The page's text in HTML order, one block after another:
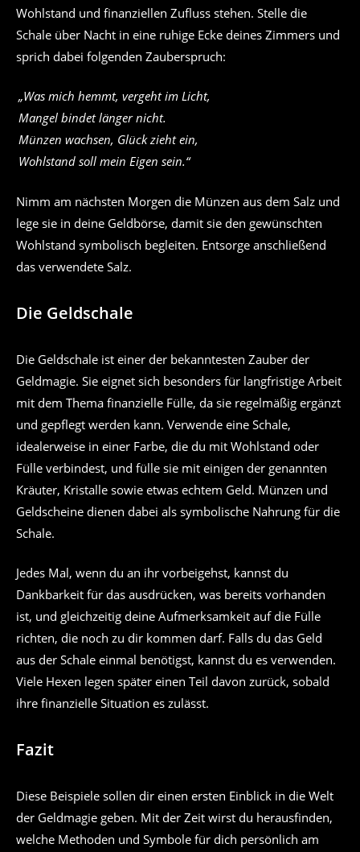
Wohlstand und finanziellen Zufluss stehen. Stelle die
Schale über Nacht in eine ruhige Ecke deines Zimmers und
sprich dabei folgenden Zauberspruch:
„Was mich hemmt, vergeht im Licht,
Mangel bindet länger nicht.
Münzen wachsen, Glück zieht ein,
Wohlstand soll mein Eigen sein.“
Nimm am nächsten Morgen die Münzen aus dem Salz und
lege sie in deine Geldbörse, damit sie den gewünschten
Wohlstand symbolisch begleiten. Entsorge anschließend
das verwendete Salz.
Die Geldschale
Die Geldschale ist einer der bekanntesten Zauber der
Geldmagie. Sie eignet sich besonders für langfristige Arbeit
mit dem Thema finanzielle Fülle, da sie regelmäßig ergänzt
und gepflegt werden kann. Verwende eine Schale,
idealerweise in einer Farbe, die du mit Wohlstand oder
Fülle verbindest, und fülle sie mit einigen der genannten
Kräuter, Kristalle sowie etwas echtem Geld. Münzen und
Geldscheine dienen dabei als symbolische Nahrung für die
Schale.
Jedes Mal, wenn du an ihr vorbeigehst, kannst du
Dankbarkeit für das ausdrücken, was bereits vorhanden
ist, und gleichzeitig deine Aufmerksamkeit auf die Fülle
richten, die noch zu dir kommen darf. Falls du das Geld
aus der Schale einmal benötigst, kannst du es verwenden.
Viele Hexen legen später einen Teil davon zurück, sobald
ihre finanzielle Situation es zulässt.
Fazit
Diese Beispiele sollen dir einen ersten Einblick in die Welt
der Geldmagie geben. Mit der Zeit wirst du herausfinden,
welche Methoden und Symbole für dich persönlich am